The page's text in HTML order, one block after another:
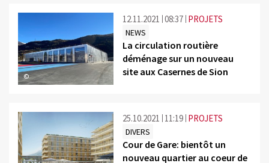
©
12.11.2021 08:37 PROJETS
NEWS
La circulation routière
déménage sur un nouveau
site aux Casernes de Sion
25.10.2021 11:19 PROJETS
DIVERS
Cour de Gare: bientôt un
nouveau quartier au coeur de